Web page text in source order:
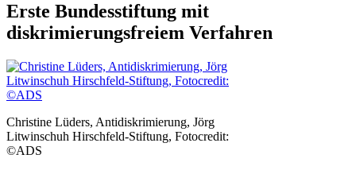
Erste Bundesstiftung mit
diskrimierungsfreiem Verfahren
Christine Lüders, Antidiskrimierung, Jörg
Litwinschuh Hirschfeld-Stiftung, Fotocredit:
©ADS